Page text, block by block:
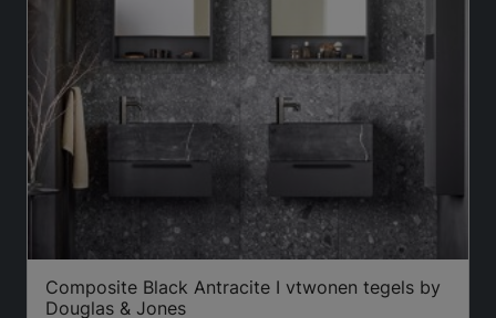
Composite Black Antracite I vtwonen tegels by
Douglas & Jones